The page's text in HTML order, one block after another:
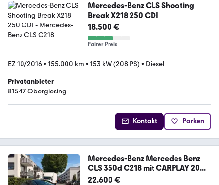
Mercedes-Benz CLS Shooting
Break X218 250 CDI
18.500 €
Fairer Preis
EZ 10/2016• 155.000 km • 153 kW (208 PS) • Diesel
Privatanbieter
81547 Obergiesing
Kontakt Parken
Mercedes-Benz Mercedes Benz
CLS 350d C218 mit CARPLAY 20...
22.600 €